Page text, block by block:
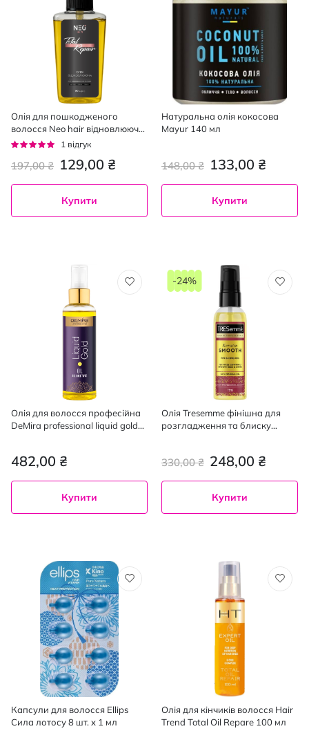
Олія для пошкодженого
волосся Neo hair відновлююча
90 мл
Рейтинг:
1 відгук
129,00 ₴
197,00 ₴
Купити
Натуральна олія кокосова
Mayur 140 мл
133,00 ₴
148,00 ₴
Купити
Олія для волосся професійна
DeMira professional liquid gold
482,00 ₴
Купити
Олія Tresemme фінішна для
розгладження та блиску
248,00 ₴
330,00 ₴
-24%
Купити
Капсули для волосся Ellips
Сила лотосу 8 шт. x 1 мл
Олія для кінчиків волосся Hair
Trend Total Oil Repare 100 мл